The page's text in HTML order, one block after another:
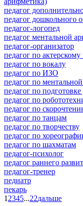
педагог
педагог дошкольного
педагог-логопед
педагог ментальной
педагог-организатор
педагог по актерскому
педагог по вокалу
педагог по ИЗО
педагог по
педагог по
педагог по
педагог по
педагог по танцам
педагог по творчеству
педагог по
педагог по шахматам
педагог-психолог
педагог раннего
педагог-тренер
педиатр
пекарь
1 2345...22дальше